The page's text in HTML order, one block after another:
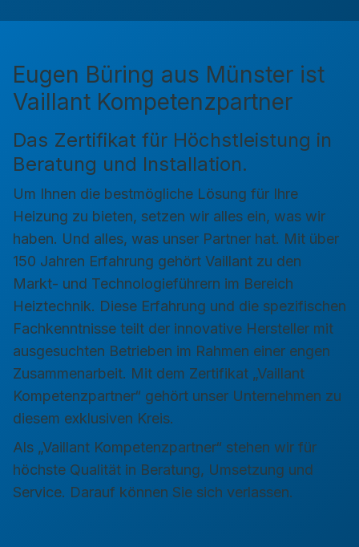
Eugen Büring aus Münster ist
Vaillant Kompetenzpartner
Das Zertifikat für Höchstleistung in
Beratung und Installation.
Um Ihnen die bestmögliche Lösung für Ihre
Heizung zu bieten, setzen wir alles ein, was wir
haben. Und alles, was unser Partner hat. Mit über
150 Jahren Erfahrung gehört Vaillant zu den
Markt- und Technologieführern im Bereich
Heiztechnik. Diese Erfahrung und die spezifischen
Fachkenntnisse teilt der innovative Hersteller mit
ausgesuchten Betrieben im Rahmen einer engen
Zusammenarbeit. Mit dem Zertifikat „Vaillant
Kompetenzpartner“ gehört unser Unternehmen zu
diesem exklusiven Kreis.
Als „Vaillant Kompetenzpartner“ stehen wir für
höchste Qualität in Beratung, Umsetzung und
Service. Darauf können Sie sich verlassen.